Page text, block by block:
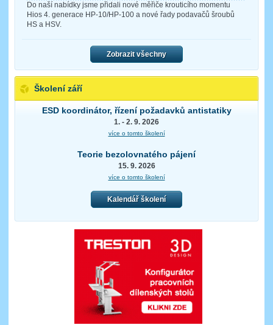
Do naší nabídky jsme přidali nové měřiče krouticího momentu
Hios 4. generace HP-10/HP-100 a nové řady podavačů šroubů
HS a HSV.
Zobrazit všechny
Školení září
ESD koordinátor, řízení požadavků antistatiky
1. - 2. 9. 2026
více o tomto školení
Teorie bezolovnatého pájení
15. 9. 2026
více o tomto školení
Kalendář školení